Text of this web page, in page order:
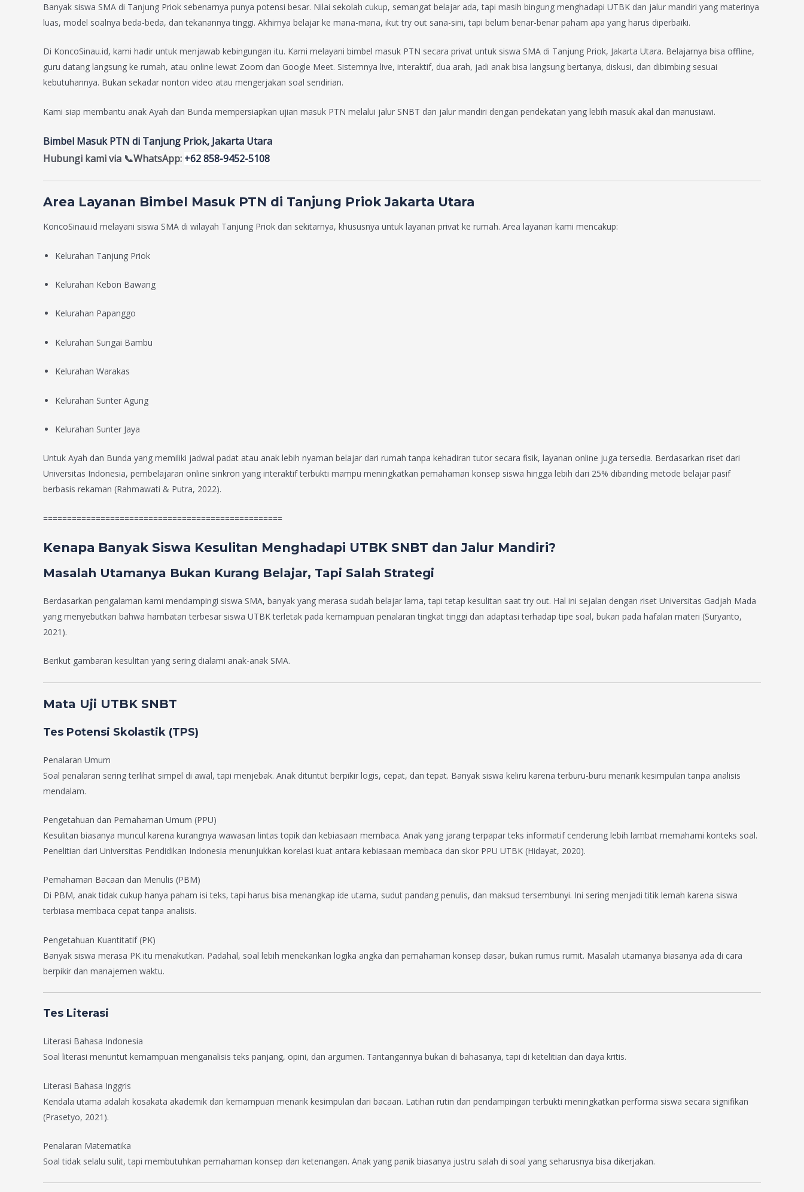
Banyak siswa SMA di Tanjung Priok sebenarnya punya potensi besar. Nilai sekolah cukup, semangat belajar ada, tapi masih bingung menghadapi UTBK dan jalur mandiri yang materinya
luas, model soalnya beda-beda, dan tekanannya tinggi. Akhirnya belajar ke mana-mana, ikut try out sana-sini, tapi belum benar-benar paham apa yang harus diperbaiki.
Di KoncoSinau.id, kami hadir untuk menjawab kebingungan itu. Kami melayani bimbel masuk PTN secara privat untuk siswa SMA di Tanjung Priok, Jakarta Utara. Belajarnya bisa offline,
guru datang langsung ke rumah, atau online lewat Zoom dan Google Meet. Sistemnya live, interaktif, dua arah, jadi anak bisa langsung bertanya, diskusi, dan dibimbing sesuai
kebutuhannya. Bukan sekadar nonton video atau mengerjakan soal sendirian.
Kami siap membantu anak Ayah dan Bunda mempersiapkan ujian masuk PTN melalui jalur SNBT dan jalur mandiri dengan pendekatan yang lebih masuk akal dan manusiawi.
Bimbel Masuk PTN di Tanjung Priok, Jakarta Utara
Hubungi kami via 📞WhatsApp: +62 858-9452-5108
Area Layanan Bimbel Masuk PTN di Tanjung Priok Jakarta Utara
KoncoSinau.id melayani siswa SMA di wilayah Tanjung Priok dan sekitarnya, khususnya untuk layanan privat ke rumah. Area layanan kami mencakup:
Kelurahan Tanjung Priok
Kelurahan Kebon Bawang
Kelurahan Papanggo
Kelurahan Sungai Bambu
Kelurahan Warakas
Kelurahan Sunter Agung
Kelurahan Sunter Jaya
Untuk Ayah dan Bunda yang memiliki jadwal padat atau anak lebih nyaman belajar dari rumah tanpa kehadiran tutor secara fisik, layanan online juga tersedia. Berdasarkan riset dari
Universitas Indonesia, pembelajaran online sinkron yang interaktif terbukti mampu meningkatkan pemahaman konsep siswa hingga lebih dari 25% dibanding metode belajar pasif
berbasis rekaman (Rahmawati & Putra, 2022).
==================================================
Kenapa Banyak Siswa Kesulitan Menghadapi UTBK SNBT dan Jalur Mandiri?
Masalah Utamanya Bukan Kurang Belajar, Tapi Salah Strategi
Berdasarkan pengalaman kami mendampingi siswa SMA, banyak yang merasa sudah belajar lama, tapi tetap kesulitan saat try out. Hal ini sejalan dengan riset Universitas Gadjah Mada
yang menyebutkan bahwa hambatan terbesar siswa UTBK terletak pada kemampuan penalaran tingkat tinggi dan adaptasi terhadap tipe soal, bukan pada hafalan materi (Suryanto,
2021).
Berikut gambaran kesulitan yang sering dialami anak-anak SMA.
Mata Uji UTBK SNBT
Tes Potensi Skolastik (TPS)
Penalaran Umum
Soal penalaran sering terlihat simpel di awal, tapi menjebak. Anak dituntut berpikir logis, cepat, dan tepat. Banyak siswa keliru karena terburu-buru menarik kesimpulan tanpa analisis
mendalam.
Pengetahuan dan Pemahaman Umum (PPU)
Kesulitan biasanya muncul karena kurangnya wawasan lintas topik dan kebiasaan membaca. Anak yang jarang terpapar teks informatif cenderung lebih lambat memahami konteks soal.
Penelitian dari Universitas Pendidikan Indonesia menunjukkan korelasi kuat antara kebiasaan membaca dan skor PPU UTBK (Hidayat, 2020).
Pemahaman Bacaan dan Menulis (PBM)
Di PBM, anak tidak cukup hanya paham isi teks, tapi harus bisa menangkap ide utama, sudut pandang penulis, dan maksud tersembunyi. Ini sering menjadi titik lemah karena siswa
terbiasa membaca cepat tanpa analisis.
Pengetahuan Kuantitatif (PK)
Banyak siswa merasa PK itu menakutkan. Padahal, soal lebih menekankan logika angka dan pemahaman konsep dasar, bukan rumus rumit. Masalah utamanya biasanya ada di cara
berpikir dan manajemen waktu.
Tes Literasi
Literasi Bahasa Indonesia
Soal literasi menuntut kemampuan menganalisis teks panjang, opini, dan argumen. Tantangannya bukan di bahasanya, tapi di ketelitian dan daya kritis.
Literasi Bahasa Inggris
Kendala utama adalah kosakata akademik dan kemampuan menarik kesimpulan dari bacaan. Latihan rutin dan pendampingan terbukti meningkatkan performa siswa secara signifikan
(Prasetyo, 2021).
Penalaran Matematika
Soal tidak selalu sulit, tapi membutuhkan pemahaman konsep dan ketenangan. Anak yang panik biasanya justru salah di soal yang seharusnya bisa dikerjakan.